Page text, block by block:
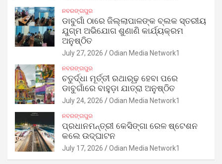
ନବରଙ୍ଗପୁର
ଡାବୁଗାଁ ଠାରେ ଜିଲ୍ଲାପାଳଙ୍କ ବ୍ଲକ ସ୍ତରୀୟ
ଯୁଗ୍ମ ଅଭିଯୋଗ ଶୁଣାଣି କାର୍ଯ୍ୟକ୍ରମ
ଅନୁଷ୍ଠିତ
July 27, 2026 Odian Media Network1
ନବରଙ୍ଗପୁର
ଚତୁର୍ଦ୍ଧା ମୂର୍ତ୍ତୀ ରଥାରୂଢ଼ ହେବା ପରେ
ଡାବୁଗାଁରେ ବାହୁଡ଼ା ଯାତ୍ରା ଅନୁଷ୍ଠିତ
July 24, 2026 Odian Media Network1
ନବରଙ୍ଗପୁର
ପ୍ରଧାନମନ୍ତ୍ରୀ କେସିଙ୍ଗା ରେଳ ଷ୍ଟେଶନ
କଲେ ଉଦ୍‌ଘାଟନ
July 17, 2026 Odian Media Network1